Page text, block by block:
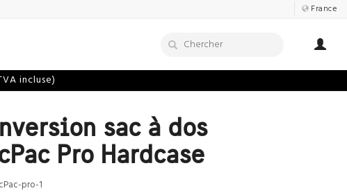
France
incluse)
sac à dos
Pro Hardcase
pro-1